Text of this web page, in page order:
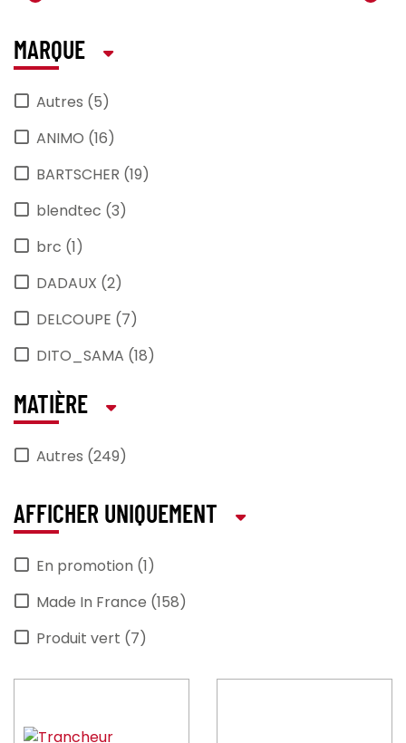
MARQUE
Autres (5)
ANIMO (16)
BARTSCHER (19)
blendtec (3)
brc (1)
DADAUX (2)
DELCOUPE (7)
DITO_SAMA (18)
DYNAMIC (25)
essentialcollection (1)
HAMILTON_BEACH (1)
hendi (5)
JVD (1)
KRAMPOUZ (4)
L_TELLIER (3)
LACOR (4)
pro_equip (16)
MATIÈRE
Autres (249)
AFFICHER UNIQUEMENT
En promotion (1)
Made In France (158)
Produit vert (7)